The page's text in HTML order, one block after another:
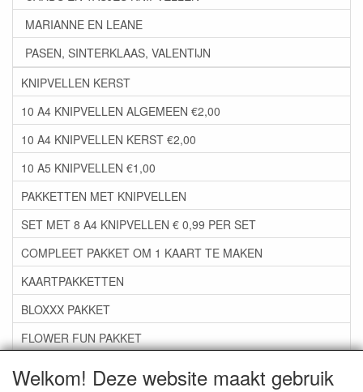
Welkom! Deze website maakt gebruik
MARIANNE EN LEANE
PASEN, SINTERKLAAS, VALENTIJN
KNIPVELLEN KERST
10 A4 KNIPVELLEN ALGEMEEN €2,00
10 A4 KNIPVELLEN KERST €2,00
10 A5 KNIPVELLEN €1,00
PAKKETTEN MET KNIPVELLEN
SET MET 8 A4 KNIPVELLEN € 0,99 PER SET
COMPLEET PAKKET OM 1 KAART TE MAKEN
KAARTPAKKETTEN
BLOXXX PAKKET
FLOWER FUN PAKKET
***GROEP 06*** TAPE/LIJM SNIJMALLEN STEMPELS